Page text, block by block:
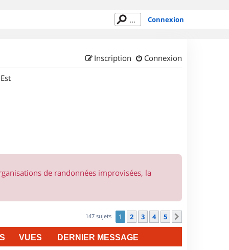
Connexion
Connexion
Inscription
de randonnées improvisées, la
147 sujets 1 2 3 4 5
VUES DERNIER MESSAGE